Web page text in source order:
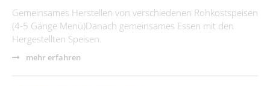
Gemeinsames Herstellen von verschiedenen Rohkostspeisen
(4-5 Gänge Menü)Danach gemeinsames Essen mit den
Hergestellten Speisen.
mehr erfahren